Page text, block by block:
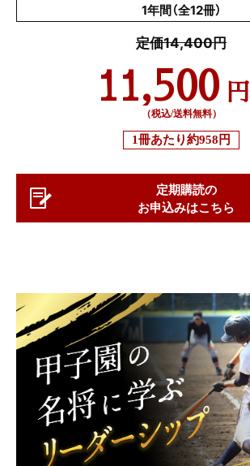
1年間（全12冊）
定価14,400円
11,500 円
（税込/送料無料）
1冊あたり約958円
定期購読の
お申込みはこちら